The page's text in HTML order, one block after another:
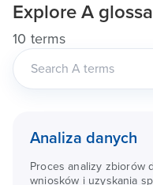
Explore A
10 terms
Analiza danych
Proces analizy zbiorów
wniosków i uzyskania